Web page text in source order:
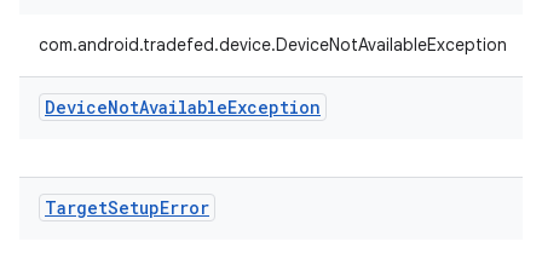
com.android.tradefed.device.DeviceNotAvailableException
DeviceNotAvailableException
TargetSetupError